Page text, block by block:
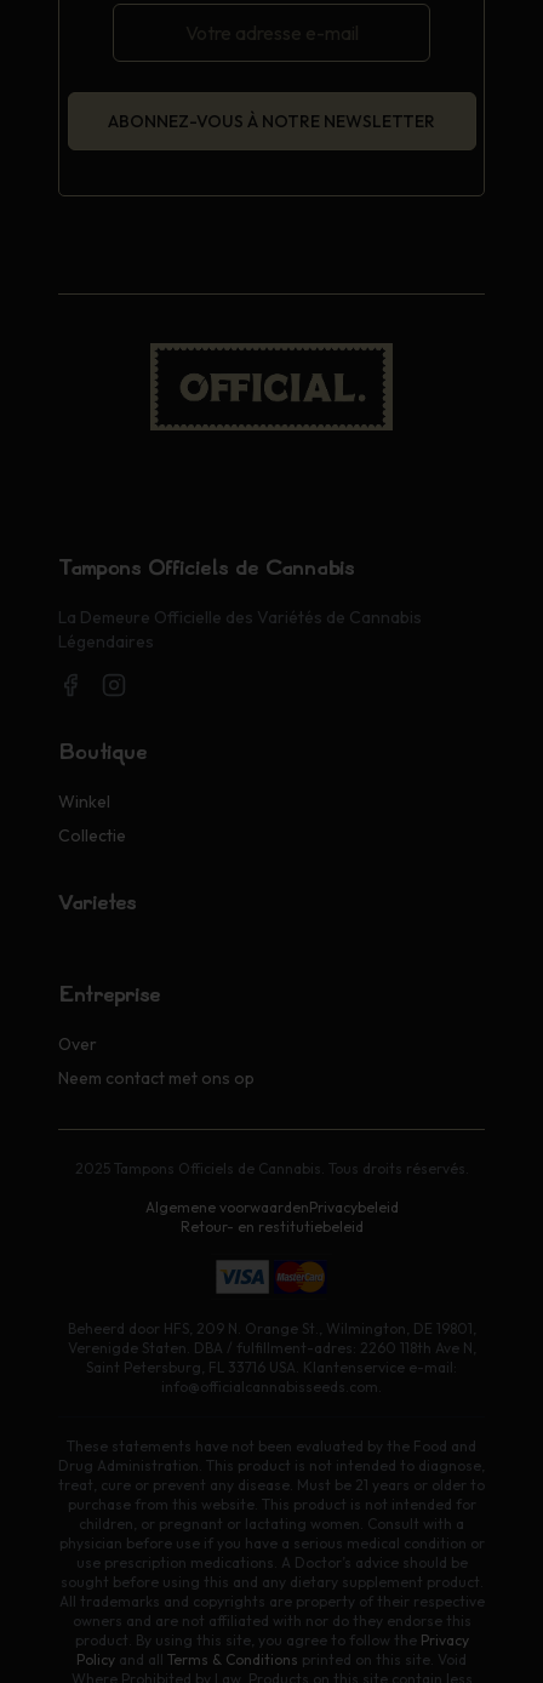
ABONNEZ-VOUS À NOTRE NEWSLETTER
Tampons Officiels de Cannabis
La Demeure Officielle des Variétés de Cannabis
Légendaires
Boutique
Winkel
Collectie
Variétés
Entreprise
Over
Neem contact met ons op
2025 Tampons Officiels de Cannabis. Tous droits réservés.
Algemene voorwaardenPrivacybeleid
Retour- en restitutiebeleid
Beheerd door HFS, 209 N. Orange St., Wilmington, DE 19801,
Verenigde Staten. DBA / fulfillment-adres: 2260 118th Ave N,
Saint Petersburg, FL 33716 USA. Klantenservice e-mail:
info@officialcannabisseeds.com.
These statements have not been evaluated by the Food and
Drug Administration. This product is not intended to diagnose,
treat, cure or prevent any disease. Must be 21 years or older to
purchase from this website. This product is not intended for
children, or pregnant or lactating women. Consult with a
physician before use if you have a serious medical condition or
use prescription medications. A Doctor’s advice should be
sought before using this and any dietary supplement product.
All trademarks and copyrights are property of their respective
owners and are not affiliated with nor do they endorse this
product. By using this site, you agree to follow the Privacy
Policy and all Terms & Conditions printed on this site. Void
Where Prohibited by Law. Products on this site contain less